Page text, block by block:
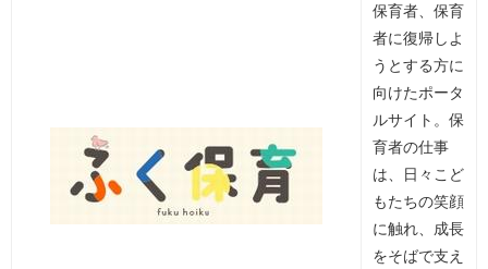
保育者、保育
者に復帰しよ
うとする方に
向けたポータ
ルサイト。保
育者の仕事
は、日々こど
もたちの笑顔
に触れ、成長
をそばで支え